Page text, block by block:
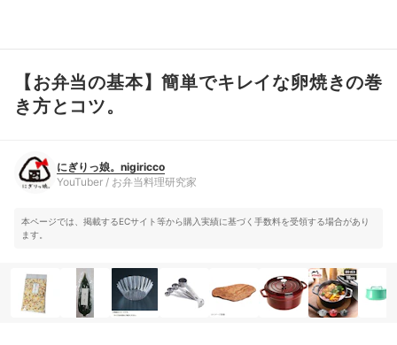
にぎりっ娘。nigiricco
YouTuber / お弁当料理研究家
【お弁当の基本】簡単でキレイな卵焼きの巻
き方とコツ。
にぎりっ娘。nigiricco
YouTuber / お弁当料理研究家
本ページでは、掲載するECサイト等から購入実績に基づく手数料を受領する場合があり
ます。